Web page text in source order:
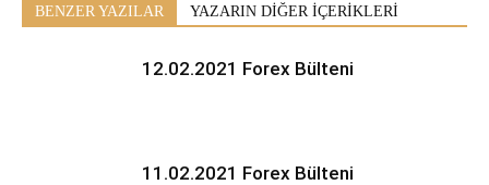
BENZER YAZILAR YAZARIN DİĞER İÇERİKLERİ
12.02.2021 Forex Bülteni
11.02.2021 Forex Bülteni